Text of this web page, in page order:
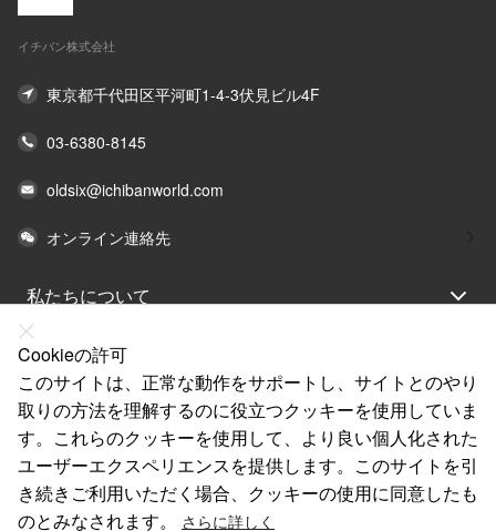
イチバン株式会社
東京都千代田区平河町1-4-3伏見ビル4F
03-6380-8145
oldsix@ichibanworld.com
オンライン連絡先
私たちについて
法律声明
ヘルプ
サービス
リンク
Cookieの許可
このサイトは、正常な動作をサポートし、サイトとのやり
取りの方法を理解するのに役立つクッキーを使用していま
す。これらのクッキーを使用して、より良い個人化された
ユーザーエクスペリエンスを提供します。このサイトを引
き続きご利用いただく場合、クッキーの使用に同意したも
のとみなされます。
さらに詳しく